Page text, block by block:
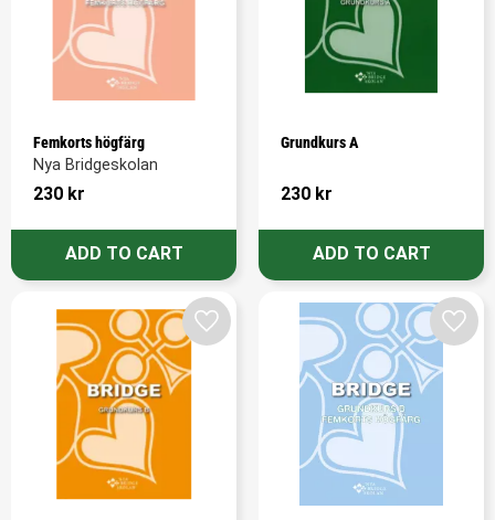
Femkorts högfärg
Nya Bridgeskolan
230 kr
Grundkurs A
230 kr
Add to favorites Add